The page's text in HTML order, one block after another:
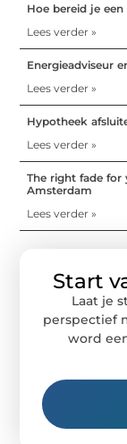
Hoe bereid je
Lees verder »
Energieadviseur
Lees verder »
Hypotheek
Lees verder »
The right fade for
Amsterdam
Lees verder »
Start
Laat je
perspectief
word